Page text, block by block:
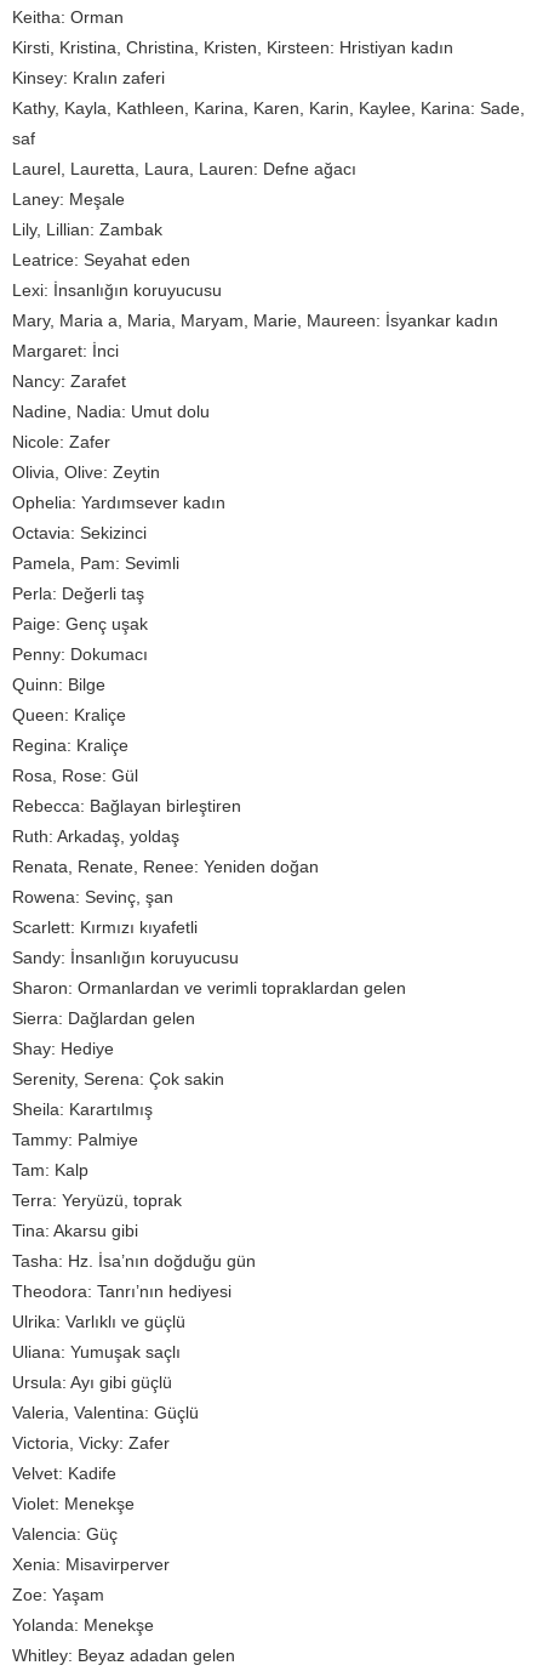
Keitha: Orman
Kirsti, Kristina, Christina, Kristen, Kirsteen: Hristiyan kadın
Kinsey: Kralın zaferi
Kathy, Kayla, Kathleen, Karina, Karen, Karin, Kaylee, Karina: Sade,
saf
Laurel, Lauretta, Laura, Lauren: Defne ağacı
Laney: Meşale
Lily, Lillian: Zambak
Leatrice: Seyahat eden
Lexi: İnsanlığın koruyucusu
Mary, Maria a, Maria, Maryam, Marie, Maureen: İsyankar kadın
Margaret: İnci
Nancy: Zarafet
Nadine, Nadia: Umut dolu
Nicole: Zafer
Olivia, Olive: Zeytin
Ophelia: Yardımsever kadın
Octavia: Sekizinci
Pamela, Pam: Sevimli
Perla: Değerli taş
Paige: Genç uşak
Penny: Dokumacı
Quinn: Bilge
Queen: Kraliçe
Regina: Kraliçe
Rosa, Rose: Gül
Rebecca: Bağlayan birleştiren
Ruth: Arkadaş, yoldaş
Renata, Renate, Renee: Yeniden doğan
Rowena: Sevinç, şan
Scarlett: Kırmızı kıyafetli
Sandy: İnsanlığın koruyucusu
Sharon: Ormanlardan ve verimli topraklardan gelen
Sierra: Dağlardan gelen
Shay: Hediye
Serenity, Serena: Çok sakin
Sheila: Karartılmış
Tammy: Palmiye
Tam: Kalp
Terra: Yeryüzü, toprak
Tina: Akarsu gibi
Tasha: Hz. İsa’nın doğduğu gün
Theodora: Tanrı’nın hediyesi
Ulrika: Varlıklı ve güçlü
Uliana: Yumuşak saçlı
Ursula: Ayı gibi güçlü
Valeria, Valentina: Güçlü
Victoria, Vicky: Zafer
Velvet: Kadife
Violet: Menekşe
Valencia: Güç
Xenia: Misavirperver
Zoe: Yaşam
Yolanda: Menekşe
Whitley: Beyaz adadan gelen